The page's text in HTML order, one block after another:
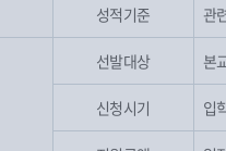
성적기준 관
선발대상 본
신청시기 입